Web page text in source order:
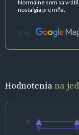
Normálne som sa vrátil
nostalgia pre mňa.
Zdroj:
Hodnoteniana
5